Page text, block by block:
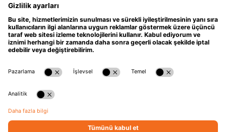
MÜŞTERİ HİZMETLERİ
Hafta içi 09:30 - 18:30 / Hafta sonu 10:00 - 17:00 arası merak ettiğiniz tüm sorular ve
siparişleriniz için ulaşabilirsiniz.
ÖNEMLİ BİLGİLER
HIZLI ERİŞİM
KATEGORİLER